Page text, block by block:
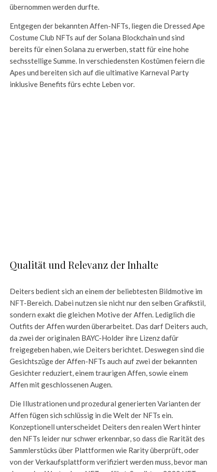
übernommen werden durfte.
Entgegen der bekannten Affen-NFTs, liegen die Dressed Ape
Costume Club NFTs auf der Solana Blockchain und sind
bereits für einen Solana zu erwerben, statt für eine hohe
sechsstellige Summe. In verschiedensten Kostümen feiern die
Apes und bereiten sich auf die ultimative Karneval Party
inklusive Benefits fürs echte Leben vor.
Qualität und Relevanz der Inhalte
Deiters bedient sich an einem der beliebtesten Bildmotive im
NFT-Bereich. Dabei nutzen sie nicht nur den selben Grafikstil,
sondern exakt die gleichen Motive der Affen. Lediglich die
Outfits der Affen wurden überarbeitet. Das darf Deiters auch,
da zwei der originalen BAYC-Holder ihre Lizenz dafür
freigegeben haben, wie Deiters berichtet. Deswegen sind die
Gesichtszüge der Affen-NFTs auch auf zwei der bekannten
Gesichter reduziert, einem traurigen Affen, sowie einem
Affen mit geschlossenen Augen.
Die Illustrationen und prozedural generierten Varianten der
Affen fügen sich schlüssig in die Welt der NFTs ein.
Konzeptionell unterscheidet Deiters den realen Wert hinter
den NFTs leider nur schwer erkennbar, so dass die Rarität des
Sammlerstücks über Plattformen wie Rarity überprüft, oder
von der Verkaufsplattform verifiziert werden muss, bevor man